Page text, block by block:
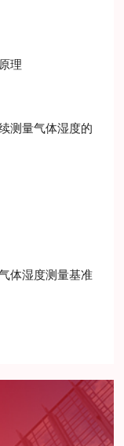
理
测量气体湿度的
体湿度测量基准